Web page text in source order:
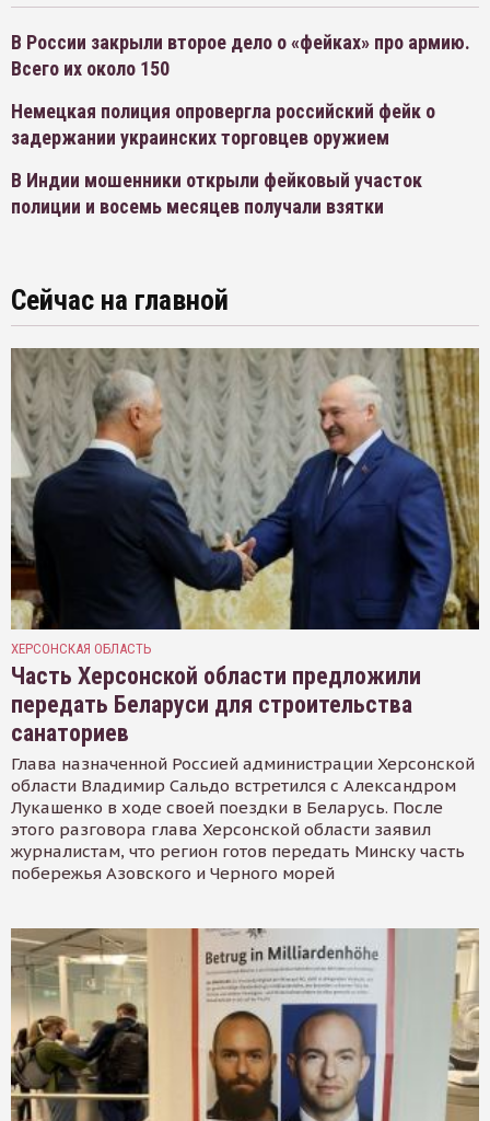
В России закрыли второе дело о «фейках» про армию.
Всего их около 150
Немецкая полиция опровергла российский фейк о
задержании украинских торговцев оружием
В Индии мошенники открыли фейковый участок
полиции и восемь месяцев получали взятки
Сейчас на главной
ХЕРСОНСКАЯ ОБЛАСТЬ
Часть Херсонской области предложили
передать Беларуси для строительства
санаториев
Глава назначенной Россией администрации Херсонской
области Владимир Сальдо встретился с Александром
Лукашенко в ходе своей поездки в Беларусь. После
этого разговора глава Херсонской области заявил
журналистам, что регион готов передать Минску часть
побережья Азовского и Черного морей